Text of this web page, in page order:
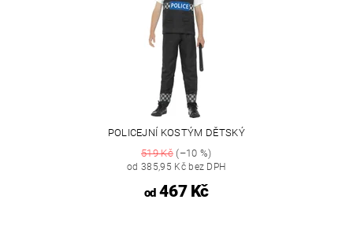
POLICEJNÍ KOSTÝM DĚTSKÝ
519 Kč(–10 %)
od 385,95 Kč bez DPH
od467 Kč